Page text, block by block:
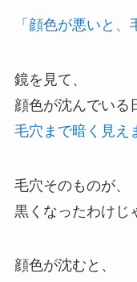
「顔色が悪いと、
鏡を見て、
顔色が沈んでいる
毛穴まで暗く見え
毛穴そのものが、
黒くなったわけじ
顔色が沈むと、